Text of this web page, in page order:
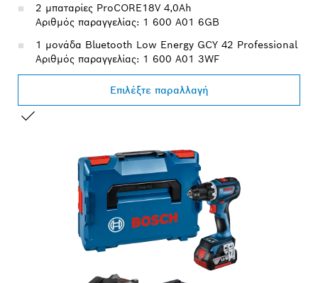
2 μπαταρίες ProCORE18V 4,0Ah
Αριθμός παραγγελίας: 1 600 A01 6GB
1 μονάδα Bluetooth Low Energy GCY 42 Professional
Αριθμός παραγγελίας: 1 600 A01 3WF
Επιλέξτε παραλλαγή